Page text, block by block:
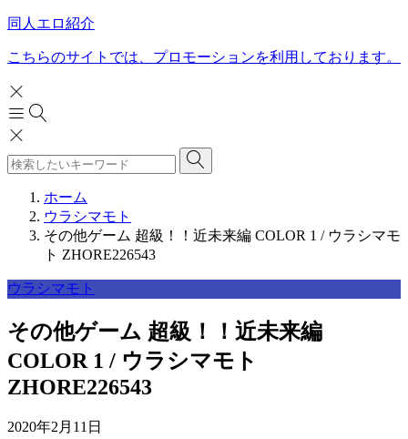
同人エロ紹介
こちらのサイトでは、プロモーションを利用しております。
ホーム
ウラシマモト
その他ゲーム 超級！！近未来編 COLOR 1 / ウラシマモ
ト ZHORE226543
ウラシマモト
その他ゲーム 超級！！近未来編
COLOR 1 / ウラシマモト
ZHORE226543
2020年2月11日